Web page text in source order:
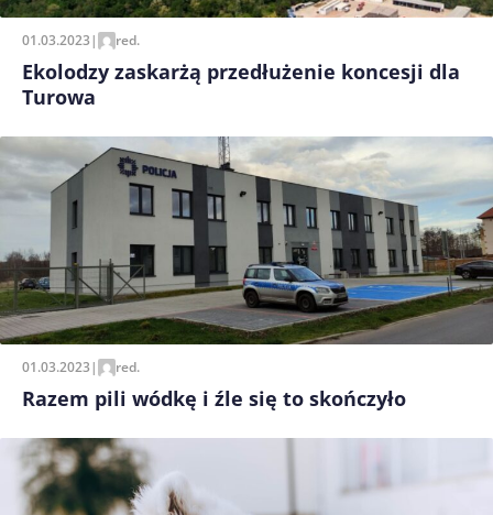
01.03.2023| red.
Ekolodzy zaskarżą przedłużenie koncesji dla
Turowa
01.03.2023| red.
Razem pili wódkę i źle się to skończyło